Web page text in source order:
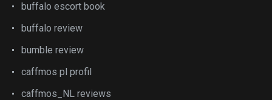
buffalo escort book
buffalo review
bumble review
caffmos pl profil
caffmos_NL reviews